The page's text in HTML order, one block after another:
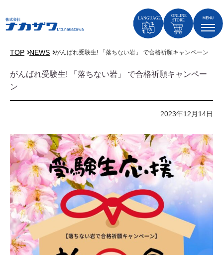
TOP NEWS がんばれ受験生! 「落ちない岩」 で合格祈願キャンペーン
がんばれ受験生! 「落ちない岩」 で合格祈願キャンペー
ン
2023年12月14日